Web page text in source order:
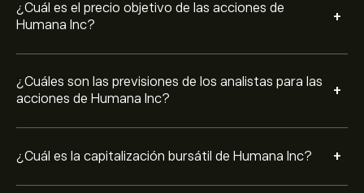
¿Cuál es el precio objetivo de las acciones de
Humana Inc?
+
¿Cuáles son las previsiones de los analistas para las
acciones de Humana Inc?
+
¿Cuál es la capitalización bursátil de Humana Inc? +